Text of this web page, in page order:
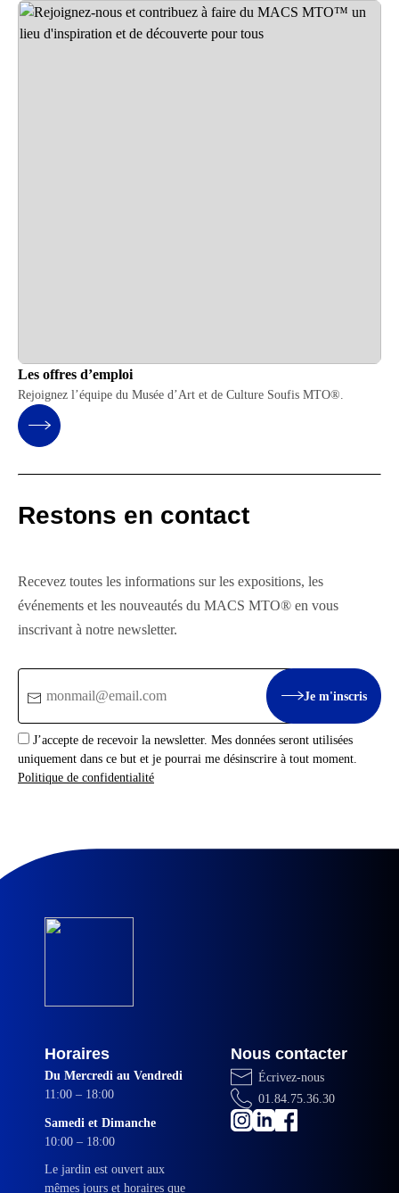
Les offres d’emploi
Rejoignez l’équipe du Musée d’Art et de Culture Soufis MTO®.
Restons en contact
Recevez toutes les informations sur les expositions, les
événements et les nouveautés du MACS MTO® en vous
inscrivant à notre newsletter.
Je m'inscris
J’accepte de recevoir la newsletter. Mes données seront utilisées
uniquement dans ce but et je pourrai me désinscrire à tout moment.
Politique de confidentialité
Horaires
Du Mercredi au Vendredi
11:00 – 18:00
Samedi et Dimanche
10:00 – 18:00
Le jardin est ouvert aux
mêmes jours et horaires que
Nous contacter
Écrivez-nous
01.84.75.36.30